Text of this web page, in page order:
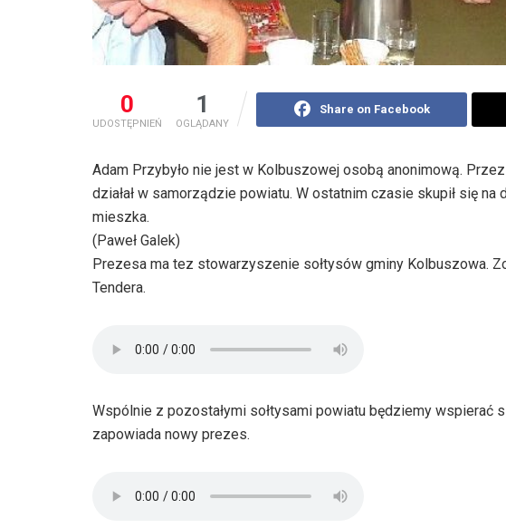
0
UDOSTĘPNIEŃ
1
OGLĄDANY
Share on Facebook
Adam Przybyło nie jest w Kolbuszowej osobą anonimową.
działał w samorządzie powiatu. W ostatnim czasie skupił się na
mieszka.
(Paweł Galek)
Prezesa ma tez stowarzyszenie sołtysów gminy Kolbuszowa.
Tendera.
Wspólnie z pozostałymi sołtysami powiatu będziemy wspierać
zapowiada nowy prezes.